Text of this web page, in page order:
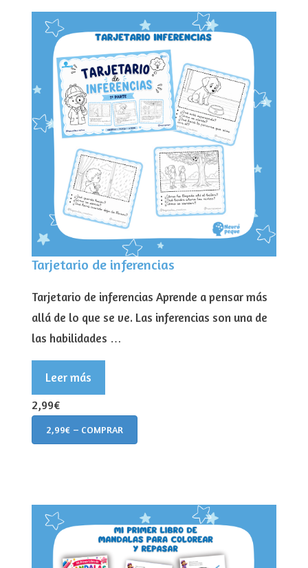
Tarjetario de inferencias
Tarjetario de inferencias Aprende a pensar más
allá de lo que se ve. Las inferencias son una de
las habilidades …
Leer más
2,99€
2,99€ – COMPRAR